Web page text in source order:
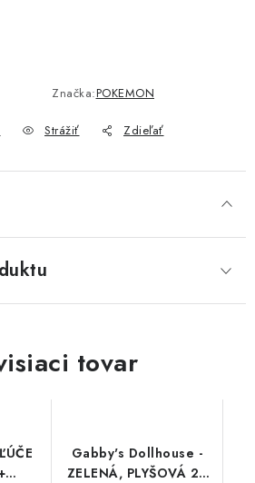
Značka:POKEMON
Strážiť Zdieľať
tovar
Gabby's Dollhouse -
ZELENÁ, PLYŠOVÁ 25